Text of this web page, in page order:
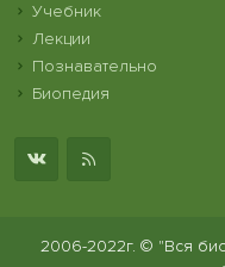
Учебник
Лекции
Познавательно
Биопедия
2006-2022г. © "Вся